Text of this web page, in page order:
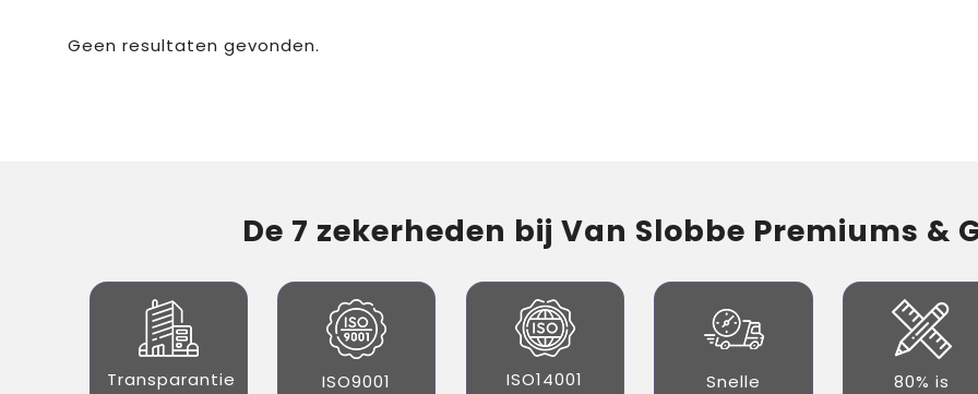
Geen resultaten gevonden.
De 7 zekerheden bij Van Slobbe Premiums &
Transparantie
ISO9001
ISO14001
Snelle
80% is